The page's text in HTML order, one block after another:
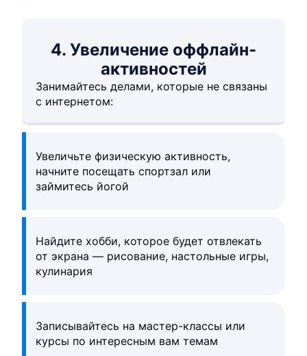
4. Увеличение оффлайн-
активностей
Занимайтесь делами, которые не связаны
с интернетом:
Увеличьте физическую активность,
начните посещать спортзал или
займитесь йогой
Найдите хобби, которое будет отвлекать
от экрана — рисование, настольные игры,
кулинария
Записывайтесь на мастер-классы или
курсы по интересным вам темам